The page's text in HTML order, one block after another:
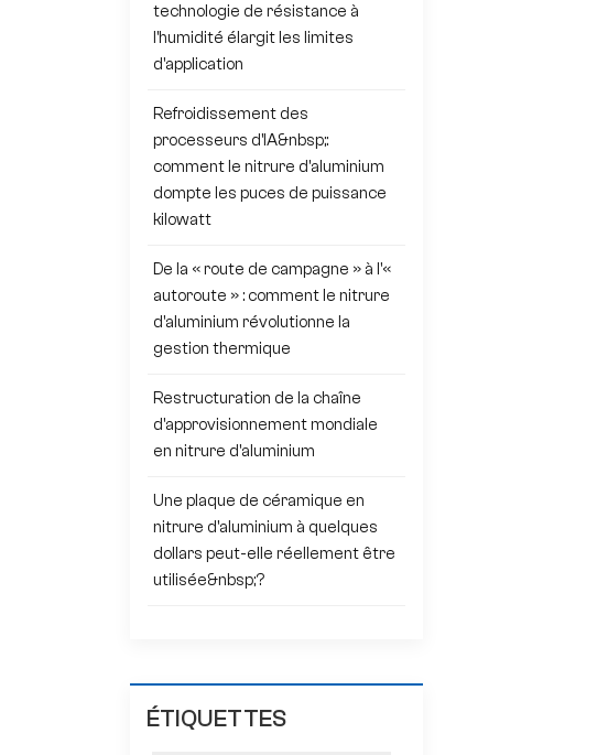
technologie de résistance à
l'humidité élargit les limites
d'application
Refroidissement des
processeurs d'IA&nbsp;:
comment le nitrure d'aluminium
dompte les puces de puissance
kilowatt
De la « route de campagne » à l'«
autoroute » : comment le nitrure
d'aluminium révolutionne la
gestion thermique
Restructuration de la chaîne
d'approvisionnement mondiale
en nitrure d'aluminium
Une plaque de céramique en
nitrure d'aluminium à quelques
dollars peut-elle réellement être
utilisée&nbsp;?
ÉTIQUETTES